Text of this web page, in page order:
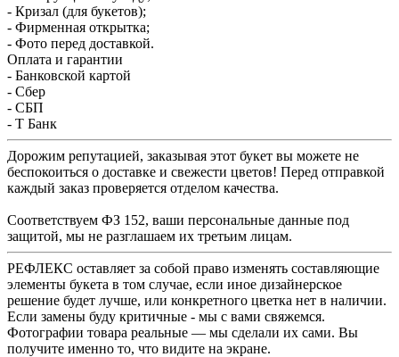
- Кризал (для букетов);
- Фирменная открытка;
- Фото перед доставкой.
Оплата и гарантии
- Банковской картой
- Сбер
- СБП
- Т Банк
Дорожим репутацией, заказывая этот букет вы можете не
беспокоиться о доставке и свежести цветов! Перед отправкой
каждый заказ проверяется отделом качества.
Соответствуем ФЗ 152, ваши персональные данные под
защитой, мы не разглашаем их третьим лицам.
РЕФЛЕКС оставляет за собой право изменять составляющие
элементы букета в том случае, если иное дизайнерское
решение будет лучше, или конкретного цветка нет в наличии.
Если замены буду критичные - мы с вами свяжемся.
Фотографии товара реальные — мы сделали их сами. Вы
получите именно то, что видите на экране.